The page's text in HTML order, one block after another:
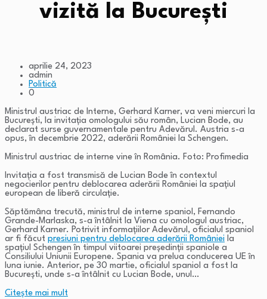
vizită la București
aprilie 24, 2023
admin
Politică
0
Ministrul austriac de Interne, Gerhard Karner, va veni miercuri la
București, la invitația omologului său român, Lucian Bode, au
declarat surse guvernamentale pentru Adevărul. Austria s-a
opus, în decembrie 2022, aderării României la Schengen.
Ministrul austriac de interne vine în România. Foto: Profimedia
Invitația a fost transmisă de Lucian Bode în contextul
negocierilor pentru deblocarea aderării României la spațiul
european de liberă circulație.
Săptămâna trecută, ministrul de interne spaniol, Fernando
Grande-Marlaska, s-a întâlnit la Viena cu omologul austriac,
Gerhard Karner. Potrivit informațiilor Adevărul, oficialul spaniol
ar fi făcut presiuni pentru deblocarea aderării României la
spațiul Schengen în timpul viitoarei președinții spaniole a
Consiliului Uniunii Europene. Spania va prelua conducerea UE în
luna iunie. Anterior, pe 30 martie, oficialul spaniol a fost la
București, unde s-a întâlnit cu Lucian Bode, unul…
Citeşte mai mult